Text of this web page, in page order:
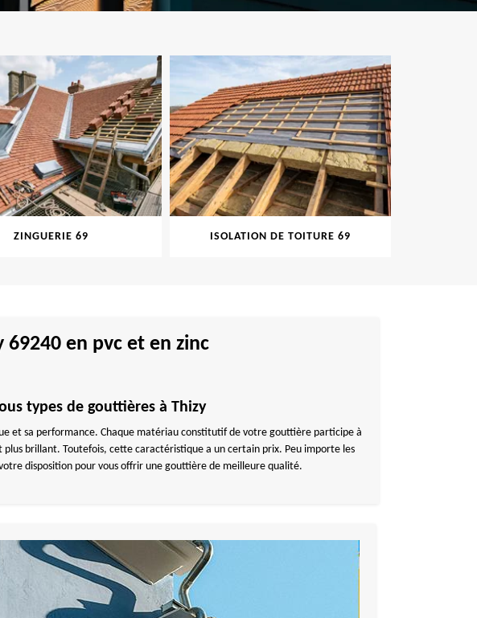
ZINGUERIE 69 ISOLATION DE TOITURE 69
en pvc et en zinc
types de gouttières à Thizy
et sa performance. Chaque matériau constitutif de votre gouttière participe à
brillant. Toutefois, cette caractéristique a un certain prix. Peu importe les
votre disposition pour vous offrir une gouttière de meilleure qualité.